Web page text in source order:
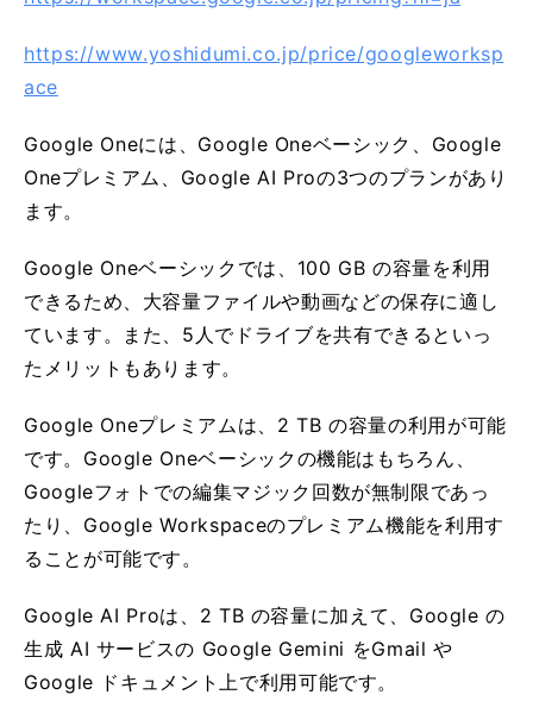
https://www.yoshidumi.co.jp/price/googleworksp
ace
Google Oneには、Google Oneベーシック、Google
Oneプレミアム、Google AI Proの3つのプランがあり
ます。
Google Oneベーシックでは、100 GB の容量を利用
できるため、大容量ファイルや動画などの保存に適し
ています。また、5人でドライブを共有できるといっ
たメリットもあります。
Google Oneプレミアムは、2 TB の容量の利用が可能
です。Google Oneベーシックの機能はもちろん、
Googleフォトでの編集マジック回数が無制限であっ
たり、Google Workspaceのプレミアム機能を利用す
ることが可能です。
Google AI Proは、2 TB の容量に加えて、Google の
生成 AI サービスの Google Gemini をGmail や
Google ドキュメント上で利用可能です。